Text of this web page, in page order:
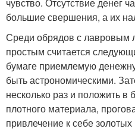
большие свершения, а их
Среди обрядов с лавровым
простым считается
бумаге приемлемую
быть астрономическими.
несколько раз и положить в
плотного материала,
привлечение к себе золотых